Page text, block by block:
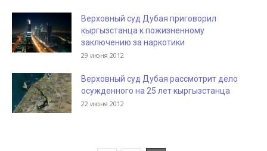
Верховный суд Дубая приговорил
кыргызстанца к пожизненному
заключению за наркотики
29 июня 2012
Верховный суд Дубая рассмотрит дело
осужденного на 25 лет кыргызстанца
22 июня 2012